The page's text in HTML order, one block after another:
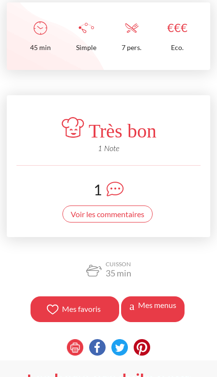
€€€
45 min Simple 7 pers. Eco.
Très bon
1 Note
1
Voir les commentaires
CUISSON
35 min
Mes favoris Mes menus